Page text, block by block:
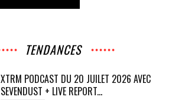
TENDANCES
XTRM PODCAST DU 20 JUILET 2026 AVEC
SEVENDUST + LIVE REPORT...